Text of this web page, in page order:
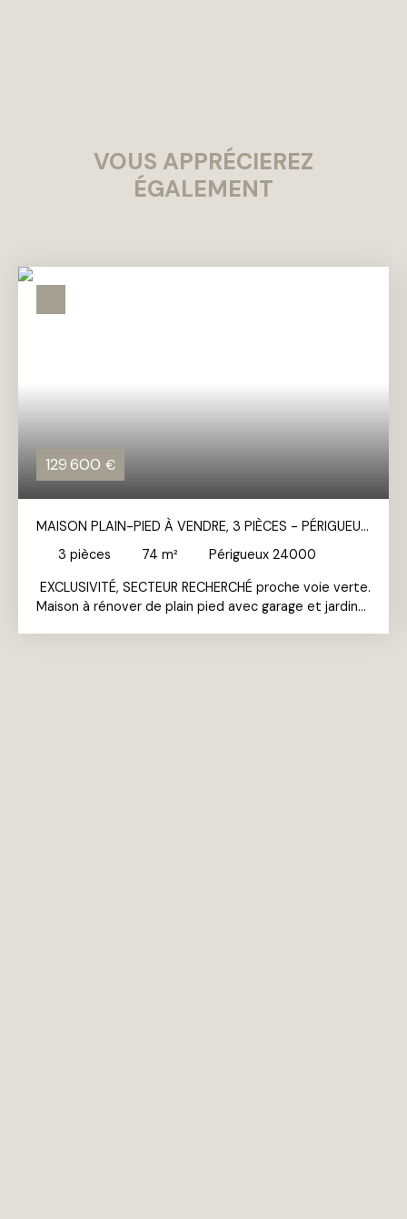
VOUS APPRÉCIEREZ
ÉGALEMENT
129 600 €
MAISON PLAIN-PIED À VENDRE, 3 PIÈCES - PÉRIGUEUX
24000
3 pièces 74 m²
Périgueux 24000
EXCLUSIVITÉ, SECTEUR RECHERCHÉ proche voie verte.
Maison à rénover de plain pied avec garage et jardin